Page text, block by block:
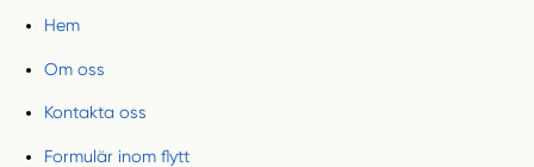
Hem
Om oss
Kontakta oss
Formulär inom flytt